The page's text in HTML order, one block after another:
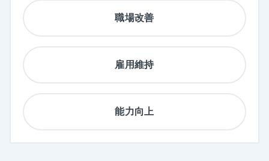
職場改善
雇用維持
能力向上